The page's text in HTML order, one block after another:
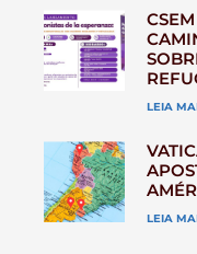
LEIA
LEIA